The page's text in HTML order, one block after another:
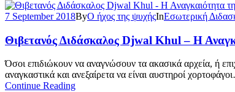
7 September 2018ByΟ ήχος της ψυχήςInΕσωτερική
Θιβετανός Διδάσκαλος Djwal Khul – Η
Όσοι επιδιώκουν να αναγνώσουν τα ακασικά αρχεία, ή
αναγκαστικά και ανεξαίρετα να είναι αυστηροί
Continue Reading